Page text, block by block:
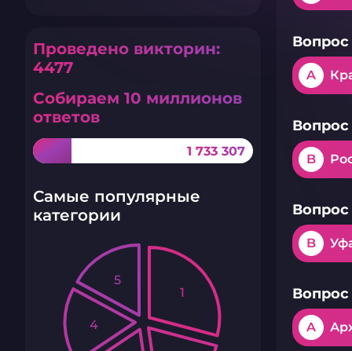
Проведено викторин:
4477
Собираем 10 миллионов
ответов
1 733 307
Самые популярные
категории
1
4
5
Вопрос
A
Вопрос
B
Вопрос
B
Вопрос
A